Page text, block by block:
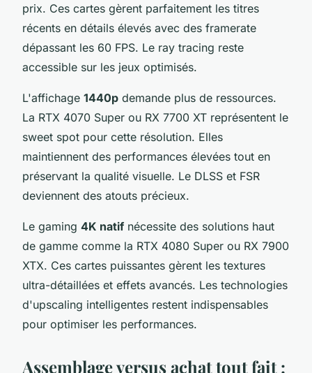
prix. Ces cartes gèrent parfaitement les titres
récents en détails élevés avec des framerate
dépassant les 60 FPS. Le ray tracing reste
accessible sur les jeux optimisés.
L'affichage 1440p demande plus de ressources.
La RTX 4070 Super ou RX 7700 XT représentent le
sweet spot pour cette résolution. Elles
maintiennent des performances élevées tout en
préservant la qualité visuelle. Le DLSS et FSR
deviennent des atouts précieux.
Le gaming 4K natif nécessite des solutions haut
de gamme comme la RTX 4080 Super ou RX 7900
XTX. Ces cartes puissantes gèrent les textures
ultra-détaillées et effets avancés. Les technologies
d'upscaling intelligentes restent indispensables
pour optimiser les performances.
Assemblage versus achat tout fait :